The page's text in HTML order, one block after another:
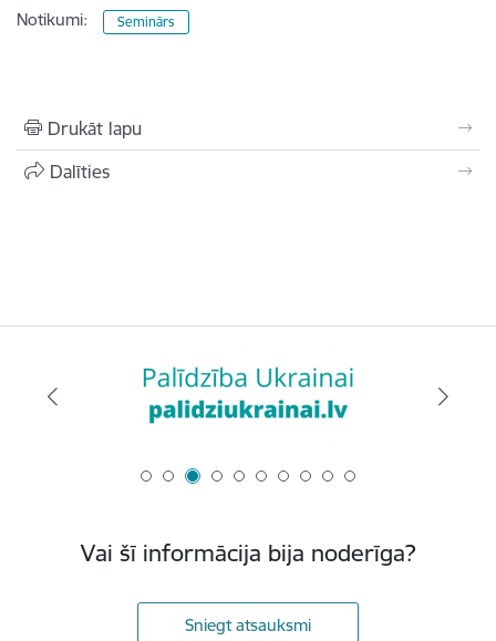
Notikumi: Seminārs
Drukāt lapu
Dalīties
Vai šī informācija bija noderīga?
Sniegt atsauksmi